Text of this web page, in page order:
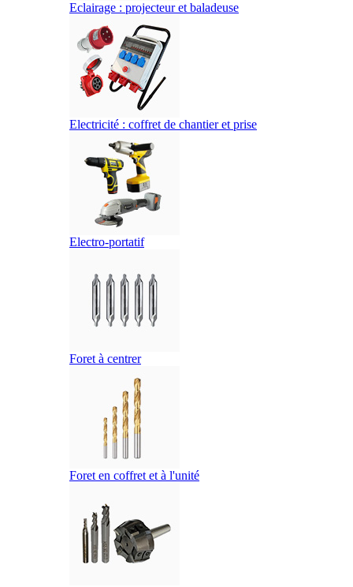
Eclairage : projecteur et baladeuse
Electricité : coffret de chantier et prise
Electro-portatif
Foret à centrer
Foret en coffret et à l'unité